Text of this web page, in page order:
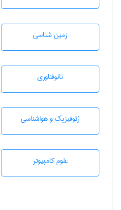
زمين شناسی
نانوفناوری
ژئوفيزيك و هواشناسی
علوم کامپیوتر